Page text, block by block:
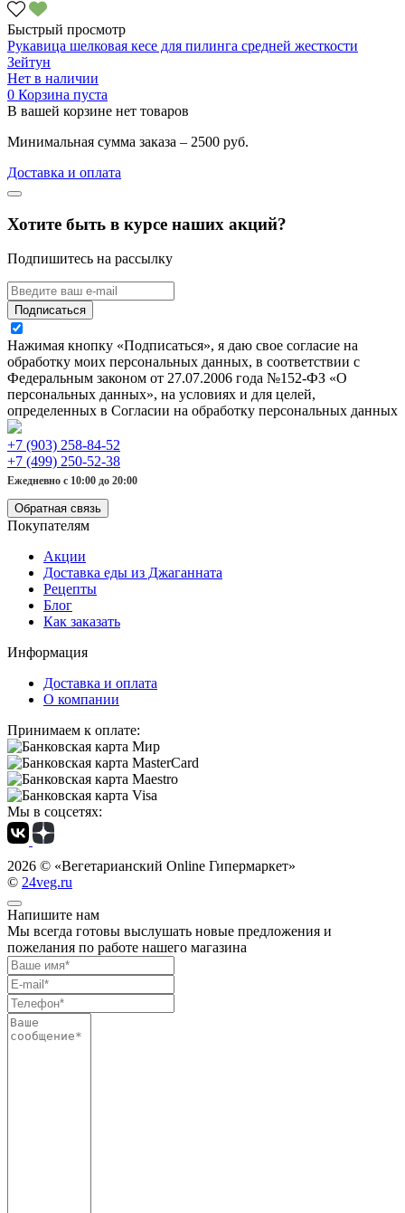
Быстрый просмотр
Рукавица шелковая кесе для пилинга средней жесткости
Зейтун
Нет в наличии
0 Корзина пуста
В вашей корзине нет товаров
Минимальная сумма заказа – 2500 руб.
Доставка и оплата
Хотите быть в курсе наших акций?
Подпишитесь на рассылку
Подписаться
Нажимая кнопку «Подписаться», я даю свое согласие на
обработку моих персональных данных, в соответствии с
Федеральным законом от 27.07.2006 года №152-ФЗ «О
персональных данных», на условиях и для целей,
определенных в Согласии на обработку персональных данных
+7 (903) 258-84-52
+7 (499) 250-52-38
Ежедневно с 10:00 до 20:00
Обратная связь
Покупателям
Акции
Доставка еды из Джаганната
Рецепты
Блог
Как заказать
Информация
Доставка и оплата
О компании
Принимаем к оплате:
Мы в соцсетях:
2026 © «Вегетарианский Online Гипермаркет»
© 24veg.ru
Напишите нам
Мы всегда готовы выслушать новые предложения и
пожелания по работе нашего магазина